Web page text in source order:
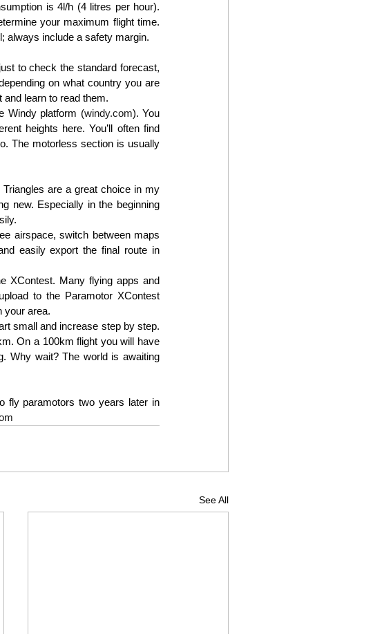
is 4l/h (4 litres per hour).
your maximum flight time.
always include a safety margin.
to check the standard forecast,
on what country you are
learn to read them.
Windy platform (windy.com). You
heights here. You’ll often find
The motorless section is usually
are a great choice in my
new. Especially in the beginning
airspace, switch between maps
easily export the final route in
XContest. Many flying apps and
to the Paramotor XContest
your area.
small and increase step by step.
On a 100km flight you will have
Why wait? The world is awaiting
fly paramotors two years later in
See All